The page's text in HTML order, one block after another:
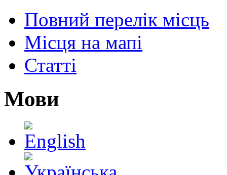
Повний перелік місць
Місця на мапі
Статті
Мови